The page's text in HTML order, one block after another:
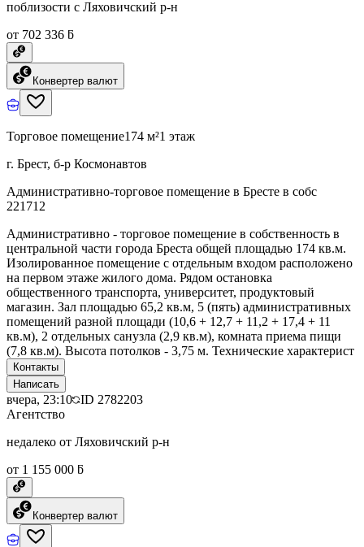
поблизости с Ляховичский р-н
от 702 336 ƃ
Конвертер валют
Торговое помещение174 м²1 этаж
г. Брест, б-р Космонавтов
Административно-торговое помещение в Бресте в собс
221712
Административно - торговое помещение в собственность в
центральной части города Бреста общей площадью 174 кв.м.
Изолированное помещение с отдельным входом расположено
на первом этаже жилого дома. Рядом остановка
общественного транспорта, университет, продуктовый
магазин. Зал площадью 65,2 кв.м, 5 (пять) административных
помещений разной площади (10,6 + 12,7 + 11,2 + 17,4 + 11
кв.м), 2 отдельных санузла (2,9 кв.м), комната приема пищи
(7,8 кв.м). Высота потолков - 3,75 м. Технические характерист
Контакты
Написать
вчера, 23:10 ID 2782203
Агентство
недалеко от Ляховичский р-н
от 1 155 000 ƃ
Конвертер валют